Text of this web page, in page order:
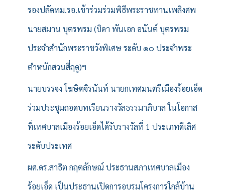
รองปลัดทม.รอ.เข้าร่วมร่วมพิธีพระราชทานเพลิงศพ
นายสมาน บุตรพรม (บิดา พันเอก อนันต์ บุตรพรม
ประจำสำนักพระราชวังพิเศษ ระดับ ๑๐ ประจำพระ
ตำหนักสวนสี่ฤดู)ฯ
นายบรรจง โฆษิตจิรนันท์ นายกเทศมนตรีเมืองร้อยเอ็ด
ร่วมประชุมถอดบทเรียนรางวัลธรรมาภิบาล ในโอกาส
ที่เทศบาลเมืองร้อยเอ็ดได้รับรางวัลที่ 1 ประเภทดีเลิศ
ระดับประเทศ
ผศ.ดร.สาธิต กฤตลักษณ์ ประธานสภาเทศบาลเมือง
ร้อยเอ็ด เป็นประธานเปิดการอบรมโครงการใกล้บ้าน